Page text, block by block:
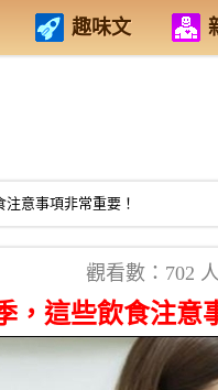
趣味文
意事項非常重要！
觀看數：702 人
，這些飲食注意